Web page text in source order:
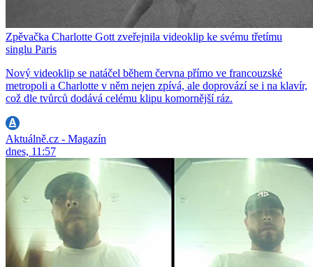
Zpěvačka Charlotte Gott zveřejnila videoklip ke svému třetímu
singlu Paris
Nový videoklip se natáčel během června přímo ve francouzské
metropoli a Charlotte v něm nejen zpívá, ale doprovází se i na klavír,
což dle tvůrců dodává celému klipu komornější ráz.
Aktuálně.cz - Magazín
dnes, 11:57